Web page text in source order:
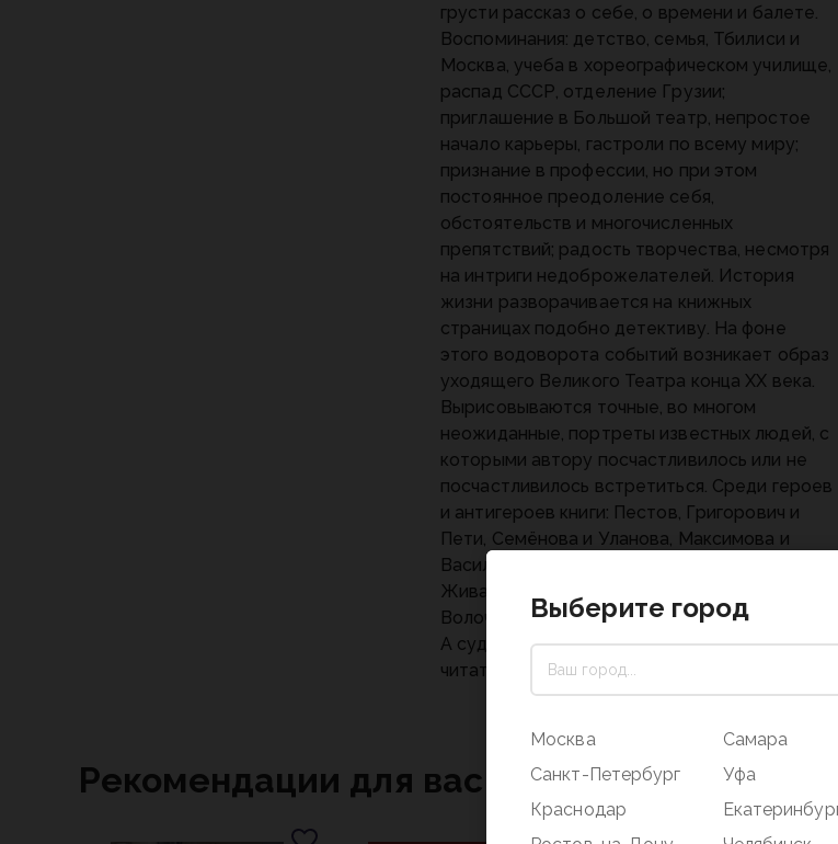
грусти рассказ о себе, о времени и балете.
Воспоминания: детство, семья, Тбилиси и
Москва, учеба в хореографическом училище,
распад СССР, отделение Грузии;
приглашение в Большой театр, непростое
начало карьеры, гастроли по всему миру;
признание в профессии, но при этом
постоянное преодоление себя,
обстоятельств и многочисленных
препятствий; радость творчества, несмотря
на интриги недоброжелателей. История
жизни разворачивается на книжных
страницах подобно детективу. На фоне
этого водоворота событий возникает образ
уходящего Великого Театра конца ХХ века.
Вырисовываются точные, во многом
неожиданные, портреты известных людей, с
которыми автору посчастливилось или не
посчастливилось встретиться. Среди героев
и антигероев книги: Пестов, Григорович и
Пети, Семёнова и Уланова, Максимова и
Васильев, принцесса Диана и Шеварднадзе,
Живанши и Вествуд, Барышников и
Волочкова, Швыдкой, Филин и многие другие.
А судить: кто есть кто — привилегия
читателя.
Рекомендации для вас
Выберите город
Москва
Санкт-Петербург
Краснодар
Самара
Уфа